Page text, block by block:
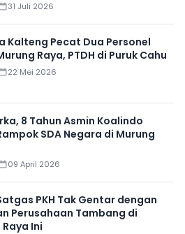
31 Juli 2026
Kalteng Pecat Dua Personel
Raya, PTDH di Puruk Cahu
22 Mei 2026
8 Tahun Asmin Koalindo
SDA Negara di Murung
09 April 2026
PKH Tak Gentar dengan
Perusahaan Tambang di
Ini